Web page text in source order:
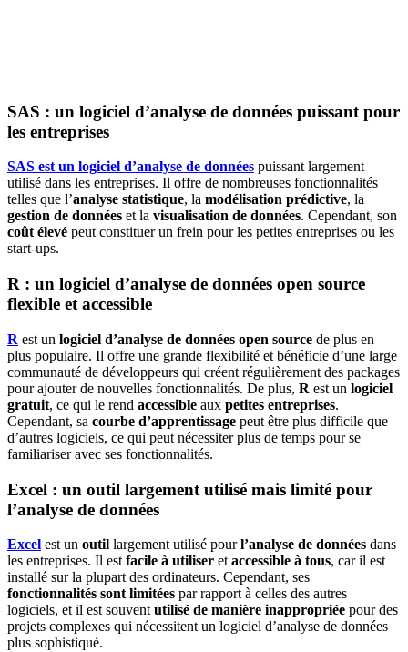
SAS : un logiciel d’analyse de données puissant pour
les entreprises
SAS est un logiciel d’analyse de données puissant largement
utilisé dans les entreprises. Il offre de nombreuses fonctionnalités
telles que l’analyse statistique, la modélisation prédictive, la
gestion de données et la visualisation de données. Cependant, son
coût élevé peut constituer un frein pour les petites entreprises ou les
start-ups.
R : un logiciel d’analyse de données open source
flexible et accessible
R est un logiciel d’analyse de données open source de plus en
plus populaire. Il offre une grande flexibilité et bénéficie d’une large
communauté de développeurs qui créent régulièrement des packages
pour ajouter de nouvelles fonctionnalités. De plus, R est un logiciel
gratuit, ce qui le rend accessible aux petites entreprises.
Cependant, sa courbe d’apprentissage peut être plus difficile que
d’autres logiciels, ce qui peut nécessiter plus de temps pour se
familiariser avec ses fonctionnalités.
Excel : un outil largement utilisé mais limité pour
l’analyse de données
Excel est un outil largement utilisé pourl’analyse de données dans
les entreprises. Il est facile à utiliser et accessible à tous, car il est
installé sur la plupart des ordinateurs. Cependant, ses
fonctionnalités sont limitées par rapport à celles des autres
logiciels, et il est souvent utilisé de manière inappropriée pour des
projets complexes qui nécessitent un logiciel d’analyse de données
plus sophistiqué.